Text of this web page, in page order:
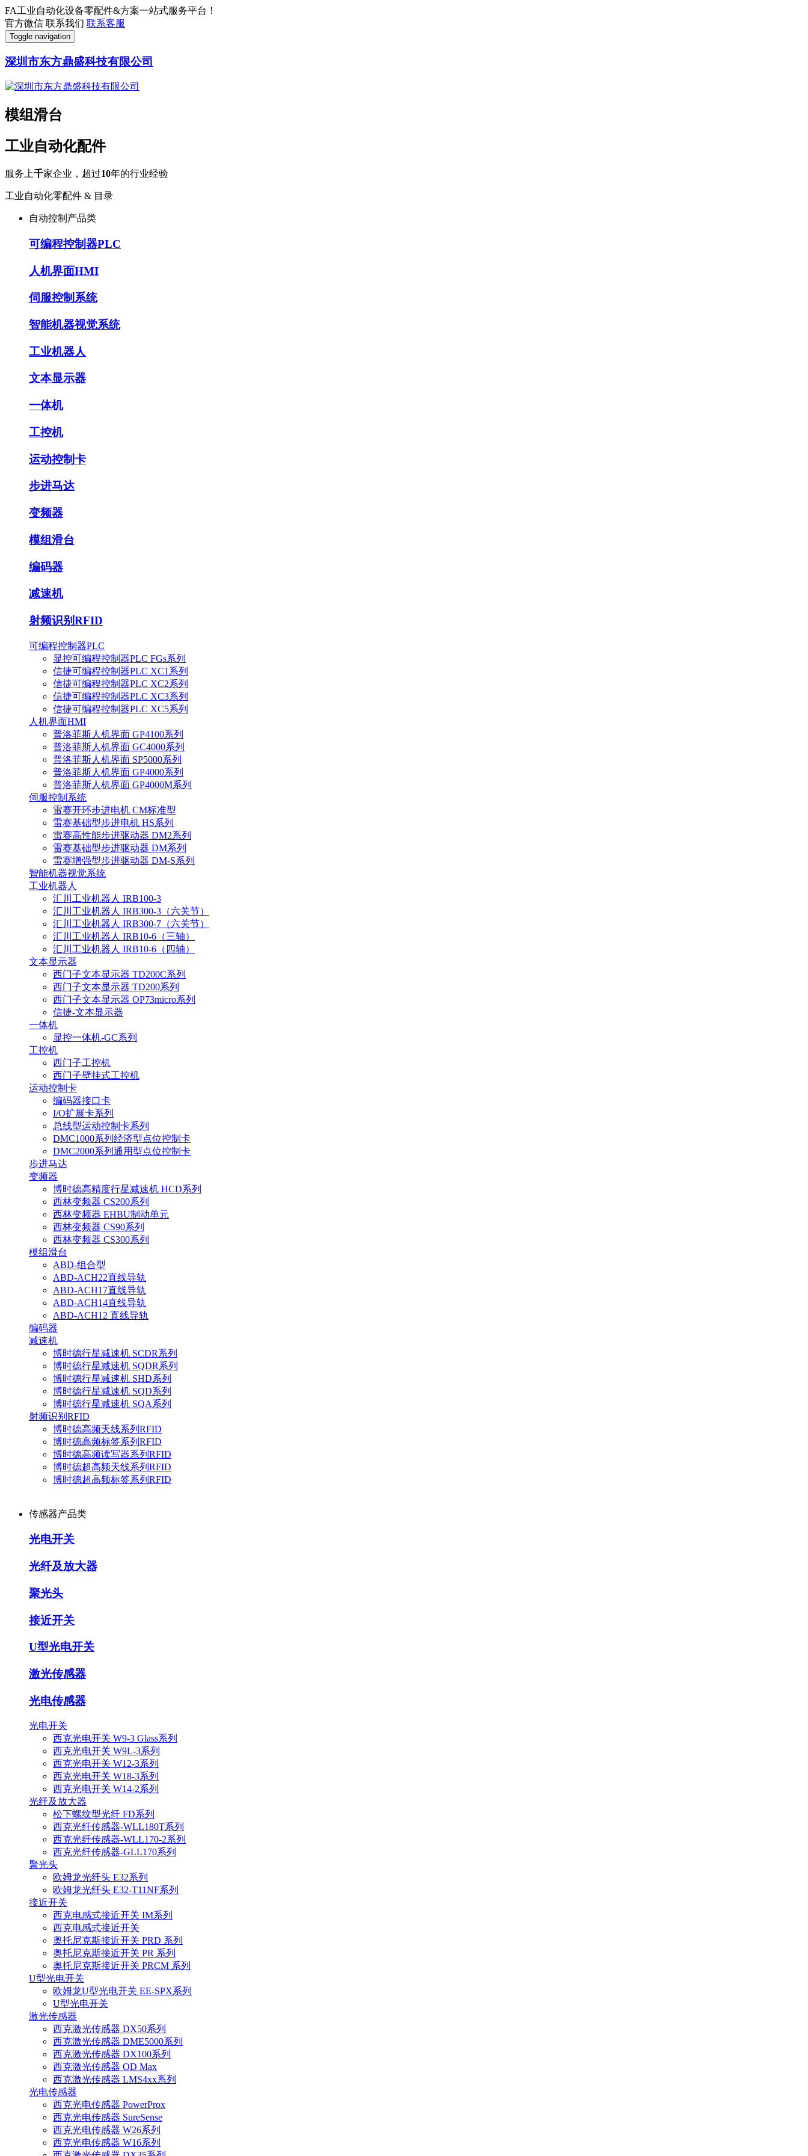
FA工业自动化设备零配件&方案一站式服务平台！
官方微信 联系我们 联系客服
Toggle navigation
深圳市东方鼎盛科技有限公司
模组滑台
工业自动化配件
服务上千家企业，超过10年的行业经验
工业自动化零配件 & 目录
自动控制产品类
可编程控制器PLC
人机界面HMI
伺服控制系统
智能机器视觉系统
工业机器人
文本显示器
一体机
工控机
运动控制卡
步进马达
变频器
模组滑台
编码器
减速机
射频识别RFID
可编程控制器PLC
显控可编程控制器PLC FGs系列
信捷可编程控制器PLC XC1系列
信捷可编程控制器PLC XC2系列
信捷可编程控制器PLC XC3系列
信捷可编程控制器PLC XC5系列
人机界面HMI
普洛菲斯人机界面 GP4100系列
普洛菲斯人机界面 GC4000系列
普洛菲斯人机界面 SP5000系列
普洛菲斯人机界面 GP4000系列
普洛菲斯人机界面 GP4000M系列
伺服控制系统
雷赛开环步进电机 CM标准型
雷赛基础型步进电机 HS系列
雷赛高性能步进驱动器 DM2系列
雷赛基础型步进驱动器 DM系列
雷赛增强型步进驱动器 DM-S系列
智能机器视觉系统
工业机器人
汇川工业机器人 IRB100-3
汇川工业机器人 IRB300-3（六关节）
汇川工业机器人 IRB300-7（六关节）
汇川工业机器人 IRB10-6（三轴）
汇川工业机器人 IRB10-6（四轴）
文本显示器
西门子文本显示器 TD200C系列
西门子文本显示器 TD200系列
西门子文本显示器 OP73micro系列
信捷-文本显示器
一体机
显控一体机-GC系列
工控机
西门子工控机
西门子壁挂式工控机
运动控制卡
编码器接口卡
I/O扩展卡系列
总线型运动控制卡系列
DMC1000系列经济型点位控制卡
DMC2000系列通用型点位控制卡
步进马达
变频器
博时德高精度行星减速机 HCD系列
西林变频器 CS200系列
西林变频器 EHBU制动单元
西林变频器 CS90系列
西林变频器 CS300系列
模组滑台
ABD-组合型
ABD-ACH22直线导轨
ABD-ACH17直线导轨
ABD-ACH14直线导轨
ABD-ACH12 直线导轨
编码器
减速机
博时德行星减速机 SCDR系列
博时德行星减速机 SQDR系列
博时德行星减速机 SHD系列
博时德行星减速机 SQD系列
博时德行星减速机 SQA系列
射频识别RFID
博时德高频天线系列RFID
博时德高频标签系列RFID
博时德高频读写器系列RFID
博时德超高频天线系列RFID
博时德超高频标签系列RFID
传感器产品类
光电开关
光纤及放大器
聚光头
接近开关
U型光电开关
激光传感器
光电传感器
光电开关
西克光电开关 W9-3 Glass系列
西克光电开关 W9L-3系列
西克光电开关 W12-3系列
西克光电开关 W18-3系列
西克光电开关 W14-2系列
光纤及放大器
松下螺纹型光纤 FD系列
西克光纤传感器-WLL180T系列
西克光纤传感器-WLL170-2系列
西克光纤传感器-GLL170系列
聚光头
欧姆龙光纤头 E32系列
欧姆龙光纤头 E32-T11NF系列
接近开关
西克电感式接近开关 IM系列
西克电感式接近开关
奥托尼克斯接近开关 PRD 系列
奥托尼克斯接近开关 PR 系列
奥托尼克斯接近开关 PRCM 系列
U型光电开关
欧姆龙U型光电开关 EE-SPX系列
U型光电开关
激光传感器
西克激光传感器 DX50系列
西克激光传感器 DME5000系列
西克激光传感器 DX100系列
西克激光传感器 OD Max
西克激光传感器 LMS4xx系列
光电传感器
西克光电传感器 PowerProx
西克光电传感器 SureSense
西克光电传感器 W26系列
西克光电传感器 W16系列